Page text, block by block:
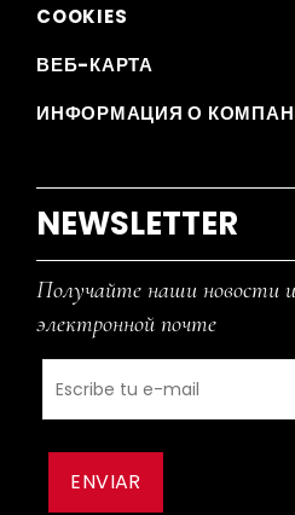
COOKIES
ВЕБ-КАРТА
ИНФОРМАЦИЯ О
NEWSLETTER
Получайте наши новости
электронной почте